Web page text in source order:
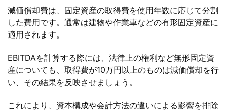
減価償却費は、固定資産の取得費を使用年数に応じて分割
した費用です。通常は建物や作業車などの有形固定資産に
適用されます。
EBITDAを計算する際には、法律上の権利など無形固定資
産についても、取得費が10万円以上のものは減価償却を行
い、その結果を反映させましょう。
これにより、資本構成や会計方法の違いによる影響を排除